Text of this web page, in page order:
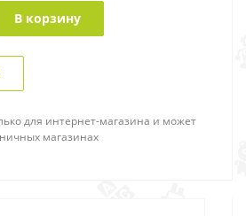
В корзину
для интернет-магазина и может
магазинах